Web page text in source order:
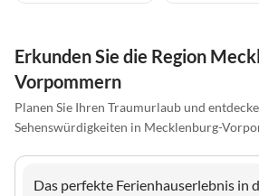
Erkunden Sie die Region
Vorpommern
Planen Sie Ihren Traumurlaub und
Sehenswürdigkeiten in Mecklenburg-
Das perfekte Ferienhauserlebnis in